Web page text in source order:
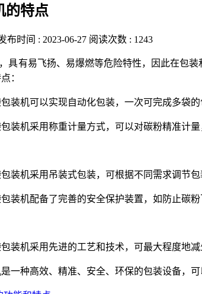
的特点
布时间 : 2023-06-27 阅读次数 : 1243
具有易飞扬、易爆燃等危险特性，因此在包
：
装机可以实现自动化包装，一次可完成多袋的
装机采用称重计量方式，可以对碳粉精准计
装机采用吊装式包装，可根据不同需求调节
装机配备了完善的安全保护装置，如防止碳
装机采用先进的工艺和技术，可最大程度地
一种高效、精准、安全、环保的包装设备，